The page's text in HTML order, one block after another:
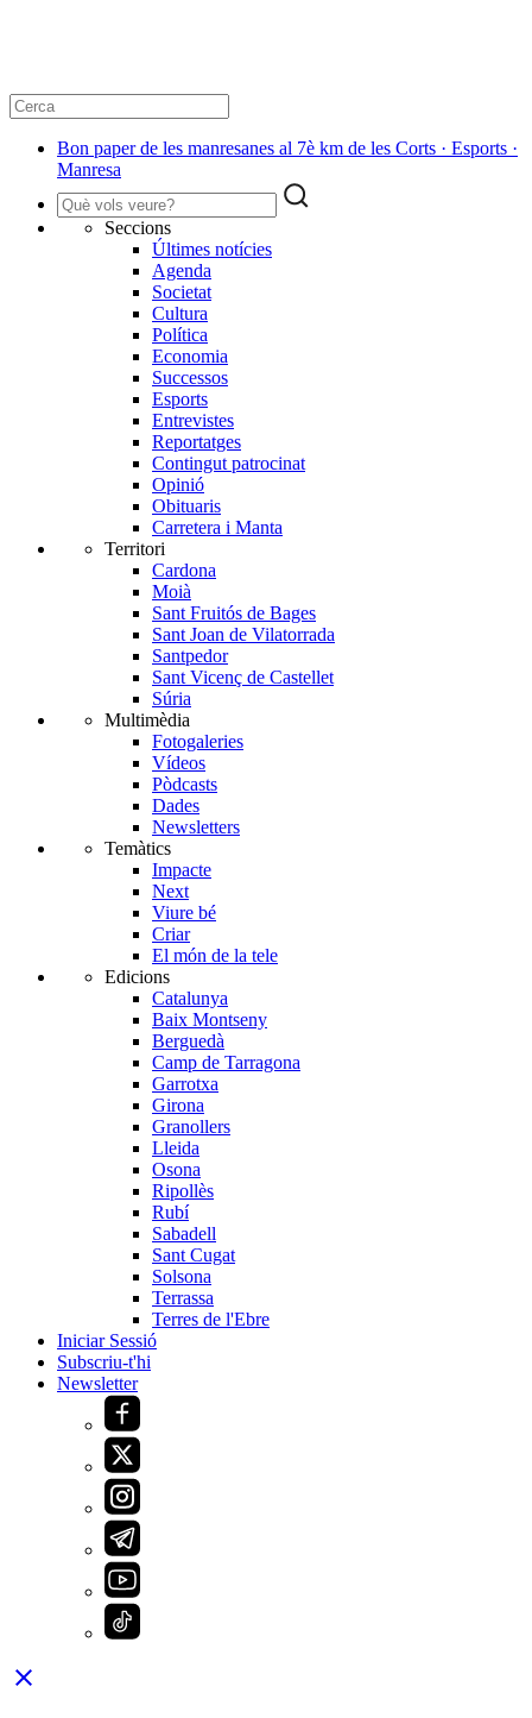
Bon paper de les manresanes al 7è km de les Corts · Esports ·
Manresa
Seccions
Últimes notícies
Agenda
Societat
Cultura
Política
Economia
Successos
Esports
Entrevistes
Reportatges
Contingut patrocinat
Opinió
Obituaris
Carretera i Manta
Territori
Cardona
Moià
Sant Fruitós de Bages
Sant Joan de Vilatorrada
Santpedor
Sant Vicenç de Castellet
Súria
Multimèdia
Fotogaleries
Vídeos
Pòdcasts
Dades
Newsletters
Temàtics
Impacte
Next
Viure bé
Criar
El món de la tele
Edicions
Catalunya
Baix Montseny
Berguedà
Camp de Tarragona
Garrotxa
Girona
Granollers
Lleida
Osona
Ripollès
Rubí
Sabadell
Sant Cugat
Solsona
Terrassa
Terres de l'Ebre
Iniciar Sessió
Subscriu-t'hi
Newsletter
close